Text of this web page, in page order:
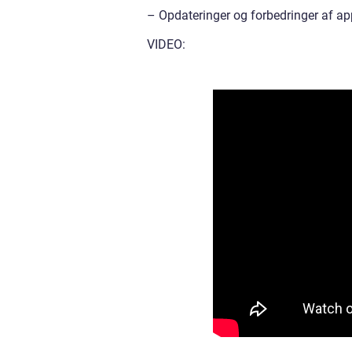
– Opdateringer og forbedringer af
VIDEO: